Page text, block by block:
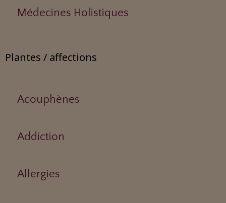
Médecines Holistiques
Plantes / affections
Acouphènes
Addiction
Allergies